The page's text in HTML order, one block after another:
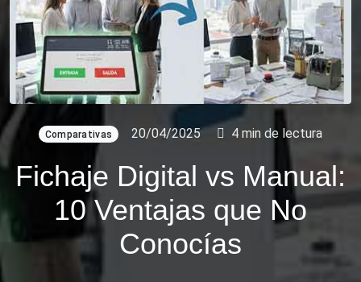
Comparativas 20/04/2025 4 min de lectura
Fichaje Digital vs Manual:
10 Ventajas que No
Conocías